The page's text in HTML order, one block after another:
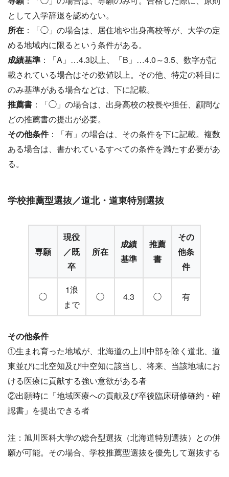
として入学辞退を認めない。
所在 ：「◯」の場合は、居住地や出身高校等が、大学の定
める地域内に限るという条件がある。
成績基準 ：「A」…4.3以上、「B」…4.0～3.5、数字が記
載されている場合はその数値以上。その他、特定の科目に
のみ基準がある場合などは、下に記載。
推薦書 ：「◯」の場合は、出身高校の校長や担任、顧問な
どの推薦書の提出が必要。
その他条件：「有」の場合は、その条件を下に記載。複数
ある場合は、書かれているすべての条件を満たす必要があ
る。
学校推薦型選抜／道北・道東特別選抜
専願
現役
／既
卒
所在
成績
基準
推薦
書
その
他条
件
◯
1浪
まで
◯ 4.3 ◯ 有
その他条件
①生まれ育った地域が、北海道の上川中部を除く道北、道
東並びに北空知及び中空知に該当し、将来、当該地域にお
ける医療に貢献する強い意欲がある者
②出願時に「地域医療への貢献及び卒後臨床研修確約・確
認書」を提出できる者
注：旭川医科大学の総合型選抜（北海道特別選抜）との併
願が可能。その場合、学校推薦型選抜を優先して選抜する